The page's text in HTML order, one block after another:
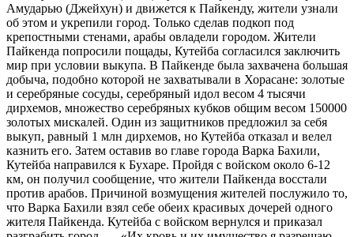
Амударью (Джейхун) и движется к Пайкенду, жители узнали
об этом и укрепили город. Только сделав подкоп под
крепостными стенами, арабы овладели городом. Жители
Пайкенда попросили пощады, Кутейба согласился заключить
мир при условии выкупа. В Пайкенде была захвачена большая
добыча, подобно которой не захватывали в Хорасане: золотые
и серебряные сосуды, серебряный идол весом 4 тысячи
дирхемов, множество серебряных кубков общим весом 150000
золотых мискалей. Один из защитников предложил за себя
выкуп, равный 1 млн дирхемов, но Кутейба отказал и велел
казнить его. Затем оставив во главе города Варка Бахили,
Кутейба направился к Бухаре. Пройдя с войском около 6-12
км, он получил сообщение, что жители Пайкенда восстали
против арабов. Причиной возмущения жителей послужило то,
что Варка Бахили взял себе обеих красивых дочерей одного
жителя Пайкенда. Кутейба с войском вернулся и приказал